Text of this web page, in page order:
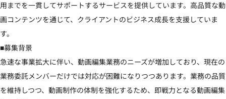
用までを一貫してサポートするサービスを提供しています。高品質な動
画コンテンツを通じて、クライアントのビジネス成長を支援していま
す。
■募集背景
急速な事業拡大に伴い、動画編集業務のニーズが増加しており、現在の
業務委託メンバーだけでは対応が困難になりつつあります。業務の品質
を維持しつつ、動画制作の体制を強化するため、即戦力となる動画編集